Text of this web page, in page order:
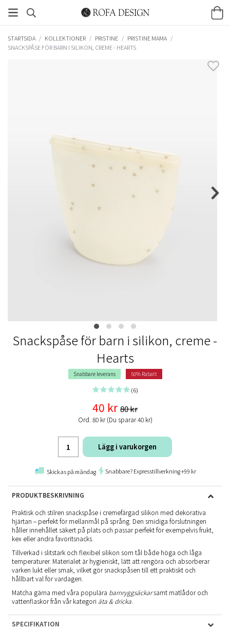
STARTSIDA / KOLLEKTIONER / PRISTINE / PRISTINE MAMA /
SNACKSPÅSE FÖR BARN I SILIKON, CREME - HEARTS
Snackspåse för barn i silikon, creme -
Hearts
Snabbare leverans 50% Rabatt
(6)
40 kr 80 kr
Ord. 80 kr (Du sparar 40 kr)
Lägg i varukorgen
Skickas på måndag Snabbare? Expresstillverkning +99 kr
PRODUKTBESKRIVNING
Praktisk och stilren snackspåse i cremefärgad silikon med dekorativa
hjärtan – perfekt för mellanmål på språng. Den smidiga förslutningen
håller innehållet säkert på plats och passar perfekt för exempelvis frukt,
kex eller andra favoritsnacks.
Tillverkad i slitstark och flexibel silikon som tål både höga och låga
temperaturer. Materialet är hygieniskt, lätt att rengöra och absorberar
varken lukt eller smak, vilket gör snackspåsen till ett praktiskt och
hållbart val för vardagen.
Matcha gärna med våra populära barnryggsäckarsamt matlådor och
vattenflaskor från vår kategori äta & dricka
SPECIFIKATION